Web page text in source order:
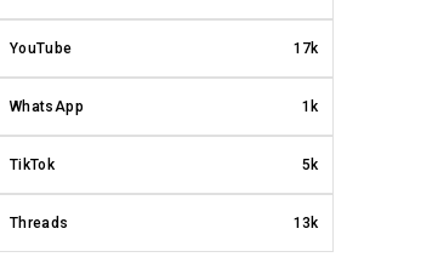
YouTube 17k
WhatsApp 1k
TikTok 5k
Threads 13k